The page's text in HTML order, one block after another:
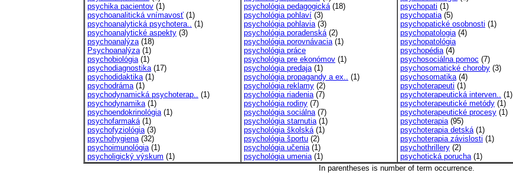
psychika pacientov (1)
psychoanalitická vnímavosť (1)
psychoanalytická psychotera.. (1)
psychoanalytické aspekty (3)
psychoanalýza(18)
Psychoanalýza(1)
psychobiológia(1)
psychodiagnostika(17)
psychodidaktika(1)
psychodráma(1)
psychodynamická psychoterap.. (1)
psychodynamika(1)
psychoendokrinológia(1)
psychofarmaká(1)
psychofyziológia(3)
psychohygiena(32)
psychoimunológia(1)
psycholigický výskum (1)
psychológia pedagogická(18)
psychológia pohlaví (3)
psychológia pohlavia(3)
psychológia poradenská(2)
psychológia porovnávacia(1)
psychológia práce
psychológia pre ekonómov (1)
psychológia predaja(1)
psychológia propagandy a ex.. (1)
psychológia reklamy (2)
psychológia riadenia(7)
psychológia rodiny (7)
psychológia sociálna(7)
psychológia starnutia(1)
psychológia školská(1)
psychológia športu (2)
psychológia učenia(1)
psychológia umenia(1)
psychopati (1)
psychopatia(5)
psychopatické osobnosti (1)
psychopatologia(4)
psychopatológia
psychopédia(4)
psychosociálna pomoc (7)
psychosomatické choroby (3)
psychosomatika(4)
psychoterapeuti (1)
psychoterapeutická interven.. (1)
psychoterapeutické metódy (1)
psychoterapeutické procesy (1)
psychoterapia(95)
psychoterapia detská(1)
psychoterapia závislosti (1)
psychothrillery (2)
psychotická porucha(1)
In parentheses is number of term occurrence.